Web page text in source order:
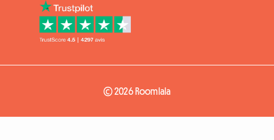
© 2026 Roomlala